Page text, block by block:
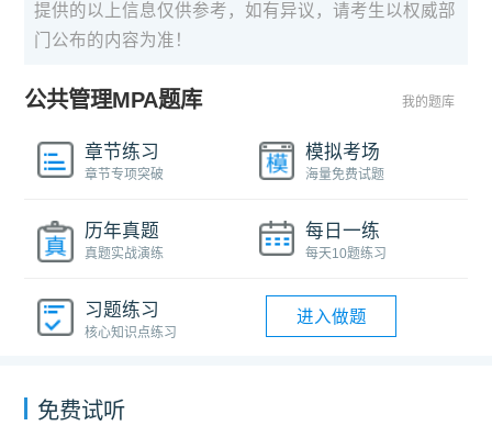
提供的以上信息仅供参考，如有异议，请考生以权威部
门公布的内容为准！
公共管理MPA题库 我的题库
章节练习
章节专项突破
模拟考场
海量免费试题
历年真题
真题实战演练
每日一练
每天10题练习
习题练习
核心知识点练习
进入做题
免费试听